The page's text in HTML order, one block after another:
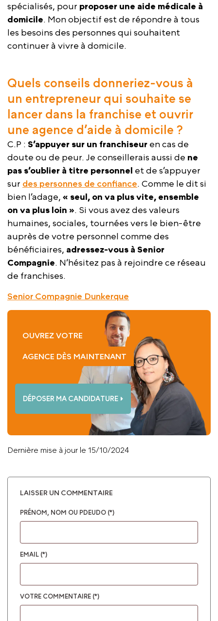
spécialisés, pour proposer une aide médicale à
domicile. Mon objectif est de répondre à tous
les besoins des personnes qui souhaitent
continuer à vivre à domicile.
Quels conseils donneriez-vous à
un entrepreneur qui souhaite se
lancer dans la franchise et ouvrir
une agence d’aide à domicile ?
C.P : S’appuyer sur un franchiseur en cas de
doute ou de peur. Je conseillerais aussi de ne
pas s’oublier à titre personnel et de s’appuyer
sur des personnes de confiance. Comme le dit si
bien l’adage, « seul, on va plus vite, ensemble
on va plus loin ». Si vous avez des valeurs
humaines, sociales, tournées vers le bien-être
auprès de votre personnel comme des
bénéficiaires, adressez-vous à Senior
Compagnie. N’hésitez pas à rejoindre ce réseau
de franchises.
Senior Compagnie Dunkerque
OUVREZ VOTRE
AGENCE DÈS MAINTENANT
DÉPOSER MA CANDIDATURE
Dernière mise à jour le 15/10/2024
LAISSER UN COMMENTAIRE
PRÉNOM, NOM OU PDEUDO (*)
EMAIL (*)
VOTRE COMMENTAIRE (*)